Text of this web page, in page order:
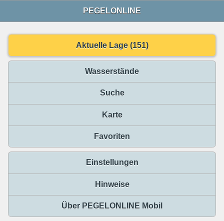
PEGELONLINE
Aktuelle Lage (151)
Wasserstände
Suche
Karte
Favoriten
Einstellungen
Hinweise
Über PEGELONLINE Mobil